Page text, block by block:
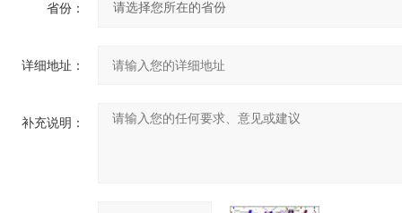
省份：
详细地址：
补充说明：